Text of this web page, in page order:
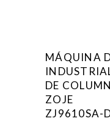
MÁQUINA
DE
ZOJE
ZJ9610SA-